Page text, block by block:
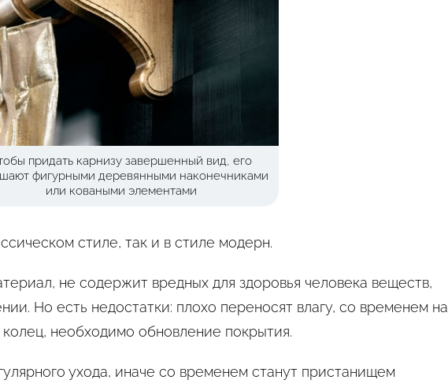
придать карнизу завершенный вид, его
фигурными деревянными наконечниками
или коваными элементами
стиле, так и в стиле модерн.
не содержит вредных для здоровья человека веществ,
Но есть недостатки: плохо переносят влагу, со временем на
необходимо обновление покрытия.
ухода, иначе со временем станут пристанищем